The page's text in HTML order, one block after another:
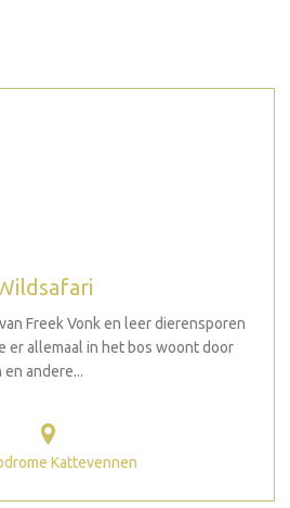
Freek Vonk en leer dierensporen
er allemaal in het bos woont door
andere...
Kattevennen